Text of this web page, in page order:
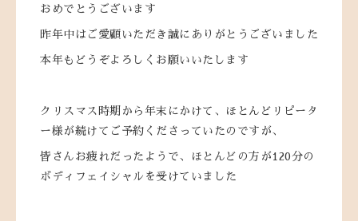
おめでとうございます
昨年中はご愛顧いただき誠にありがとうございました
本年もどうぞよろしくお願いいたします
クリスマス時期から年末にかけて、ほとんどリピータ
ー様が続けてご予約くださっていたのですが、
皆さんお疲れだったようで、ほとんどの方が120分の
ボディフェイシャルを受けていました